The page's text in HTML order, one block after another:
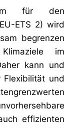
für den
ETS 2) wird
begrenzen
im
kann und
und
effizienten